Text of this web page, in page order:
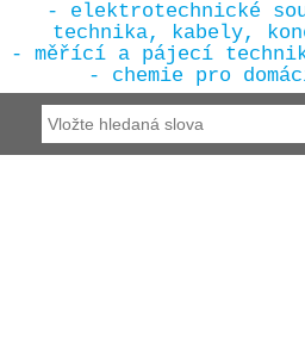
- elektrotechnické
technika, kabely,
- měřící a pájecí
- chemie pro